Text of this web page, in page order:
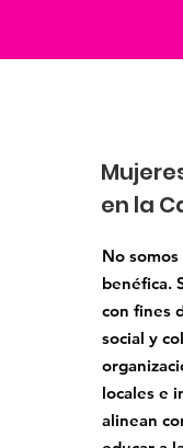
en la
No
benéfica.
con fines
social y
locales e
alinean